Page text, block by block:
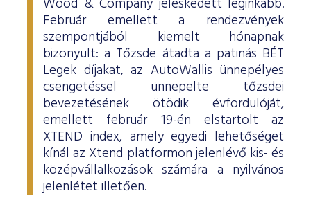
Wood & Company jeleskedett leginkább.
Február emellett a rendezvények
szempontjából kiemelt hónapnak
bizonyult: a Tőzsde átadta a patinás BÉT
Legek díjakat, az AutoWallis ünnepélyes
csengetéssel ünnepelte tőzsdei
bevezetésének ötödik évfordulóját,
emellett február 19-én elstartolt az
XTEND index, amely egyedi lehetőséget
kínál az Xtend platformon jelenlévő kis- és
középvállalkozások számára a nyilvános
jelenlétet illetően.